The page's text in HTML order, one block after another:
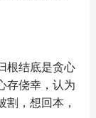
根结底是贪心
存侥幸，认为
，想回本，